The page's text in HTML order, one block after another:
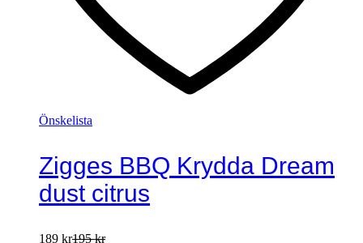
Önskelista
Zigges BBQ Krydda Dream
dust citrus
189 kr195kr